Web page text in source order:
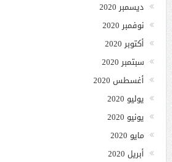
ديسمبر 2020
نوفمبر 2020
أكتوبر 2020
سبتمبر 2020
أغسطس 2020
يوليو 2020
يونيو 2020
مايو 2020
أبريل 2020